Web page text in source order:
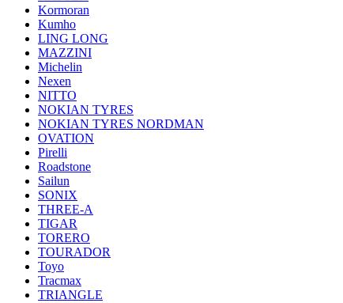
Kormoran
Kumho
LING LONG
MAZZINI
Michelin
Nexen
NITTO
NOKIAN TYRES
NOKIAN TYRES NORDMAN
OVATION
Pirelli
Roadstone
Sailun
SONIX
THREE-A
TIGAR
TORERO
TOURADOR
Toyo
Tracmax
TRIANGLE